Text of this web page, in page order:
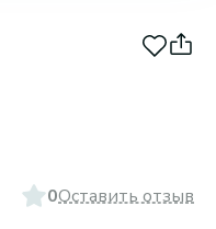
0Оставить отзыв